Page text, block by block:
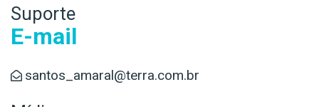
Suporte
E-mail
santos_amaral@terra.com.br